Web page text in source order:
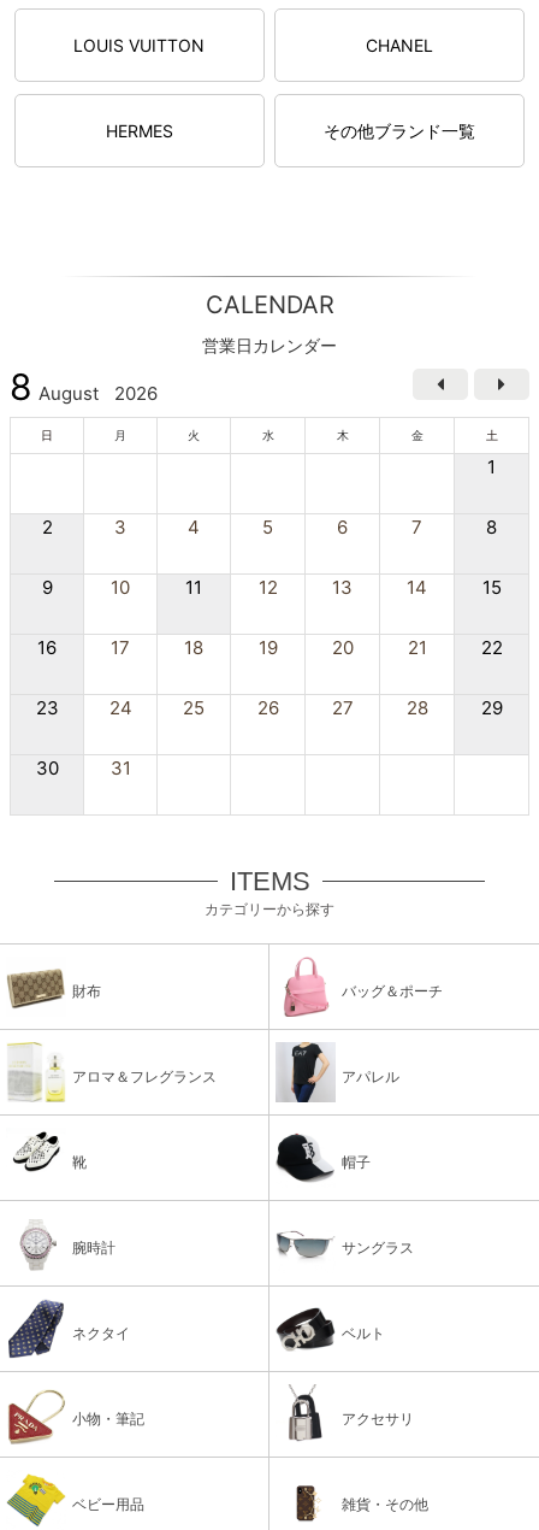
LOUIS VUITTON CHANEL
HERMES その他ブランド一覧
CALENDAR
営業日カレンダー
8 August 2026
日 月 火 水 木 金 土
1
2 3 4 5 6 7 8
9 10 11 12 13 14 15
16 17 18 19 20 21 22
23 24 25 26 27 28 29
30 31
ITEMS
カテゴリーから探す
財布 バッグ＆ポーチ
アロマ＆フレグランス アパレル
靴 帽子
腕時計 サングラス
ネクタイ ベルト
小物・筆記 アクセサリ
ベビー用品 雑貨・その他